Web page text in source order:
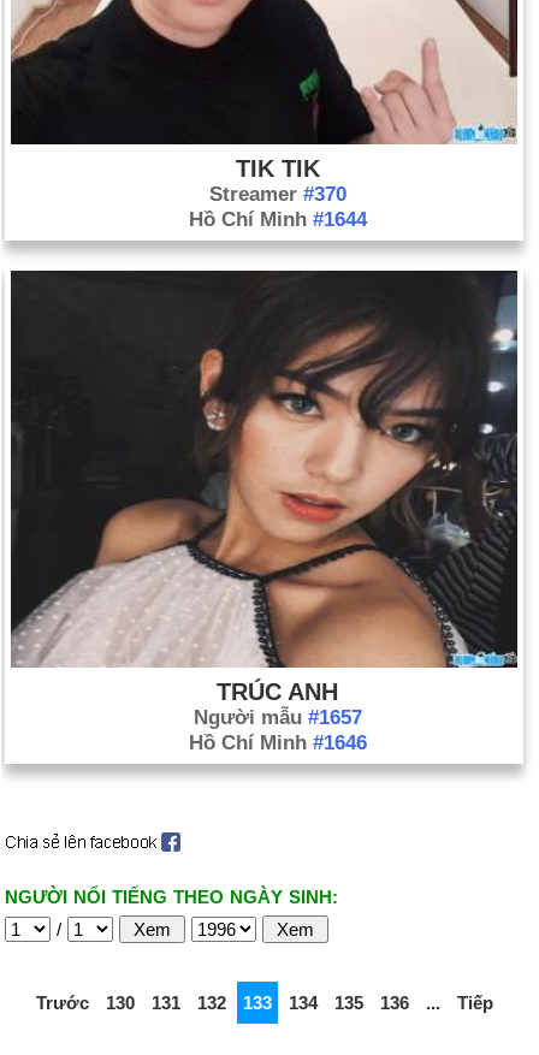
TIK TIK
Streamer #370
Hồ Chí Minh #1644
TRÚC ANH
Người mẫu #1657
Hồ Chí Minh #1646
NGƯỜI NỔI TIẾNG THEO NGÀY SINH:
/
Trước 130 131 132 133 134 135 136 ... Tiếp